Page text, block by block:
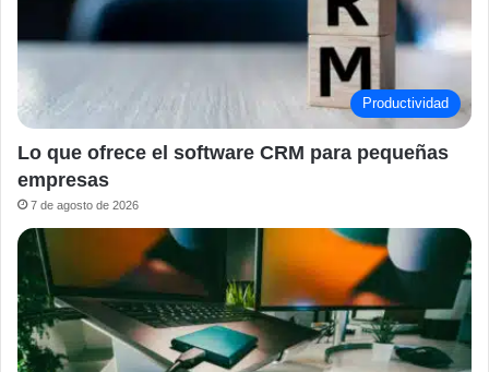
Productividad
Lo que ofrece el software CRM para pequeñas
empresas
7 de agosto de 2026